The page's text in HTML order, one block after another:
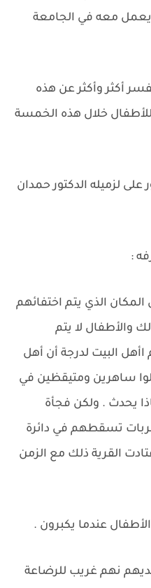
يعمل معه في الجامعة
أكثر وأكثر عن هذه
للأطفال خلال هذه الخمسة
لزميله الدكتور حمدان
:
الذي يتم اختفائهم
والأطفال لا يتم
اأهل البيت لدرجة أن أهل
ساهرين ومتيقظين في
يحدث . ولكن فجأة
تسقطهم في دائرة
القرية ذلك مع الزمن
عندما يكبرون .
نهم غريب للرضاعة